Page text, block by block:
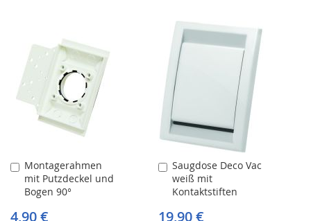
Montagerahmen
mit Putzdeckel und
Bogen 90°
4,90 €
In
den
Warenkorb
Saugdose Deco Vac
weiß mit
Kontaktstiften
19,90 €
In
den
Warenkorb